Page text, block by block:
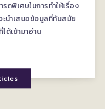
ถพิเศษในการทำให้เรื่อง
ะนำเสนอข้อมูลที่ทันสมัย
ด้เข้ามาอ่าน